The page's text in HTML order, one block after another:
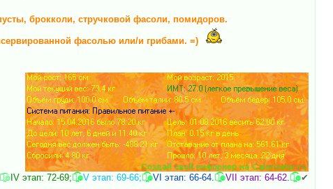
брокколи, стручковой фасоли, помидоров.
фасолью или/и грибами. =)
๏̯͡๏IV этап: 72-69;๏̯͡๏V этап: 69-66;๏̯͡๏VI этап: 66-64. ๏̯͡๏VII этап: 64-62. ๏̯͡๏✔